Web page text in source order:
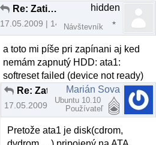
Re: Zatiaľ si vyskúšaj aj iné distrá ...
17.05.2009 | 14:55
hidden
Návštevník
a toto mi píše pri zapínani aj ked
nemám zapnutý HDD: ata1:
softreset failed (device not ready)
17.05.2009 | 15:07
Marián Sova
Ubuntu 10.10
Používateľ
Pretože ata1 je disk(cdrom,